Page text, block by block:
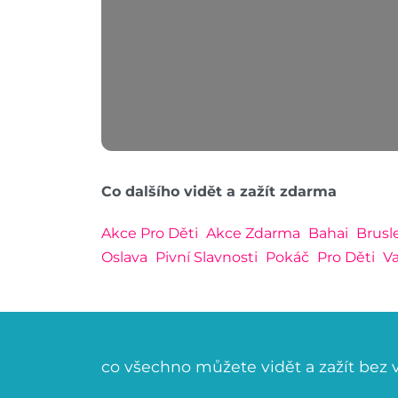
Co dalšího vidět a zažít zdarma
Akce Pro Děti Akce Zdarma Bahai
Oslava Pivní Slavnosti Pokáč Pro Děti
co všechno můžete vidět a zažít bez